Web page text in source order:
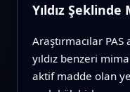
Yıldız
Araştırmacılar
yıldız benzeri
aktif madde olan